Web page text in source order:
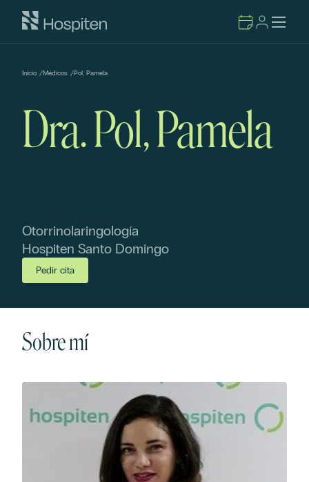
Inicio /Médicos /Pol, Pamela
Dra. Pol, Pamela
Otorrinolaringología
Hospiten Santo Domingo
Pedir cita
Sobre mí